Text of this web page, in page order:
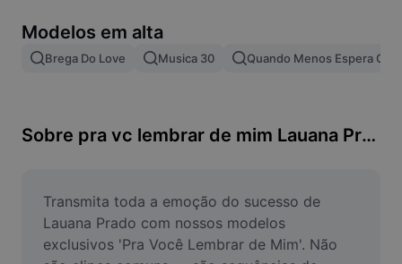
Mesclar imagens
Redimensionar Imagem
Criador de Memes
AI Text Remover
Modelos em alta
Brega Do Love Musica 30 Quando Menos Espera
Sobre pra vc lembrar de mim Lauana Prado
Transmita toda a emoção do sucesso de
Lauana Prado com nossos modelos
exclusivos 'Pra Você Lembrar de Mim'. Não